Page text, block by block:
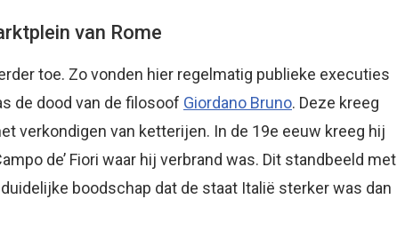
van Rome
toe. Zo vonden hier regelmatig publieke executies
de dood van de filosoof Giordano Bruno. Deze kreeg
verkondigen van ketterijen. In de 19e eeuw kreeg hij
de’ Fiori waar hij verbrand was. Dit standbeeld met
boodschap dat de staat Italië sterker was dan